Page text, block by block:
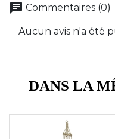
chat Commentaires (0)
Aucun avis n'a été
DANS LA